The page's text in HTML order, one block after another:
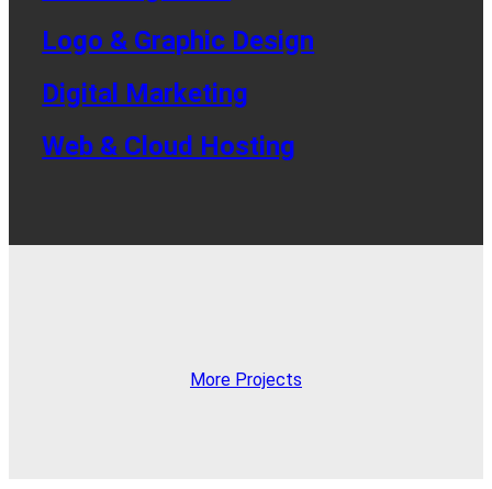
Logo & Graphic Design
Digital Marketing
Web & Cloud Hosting
More Projects